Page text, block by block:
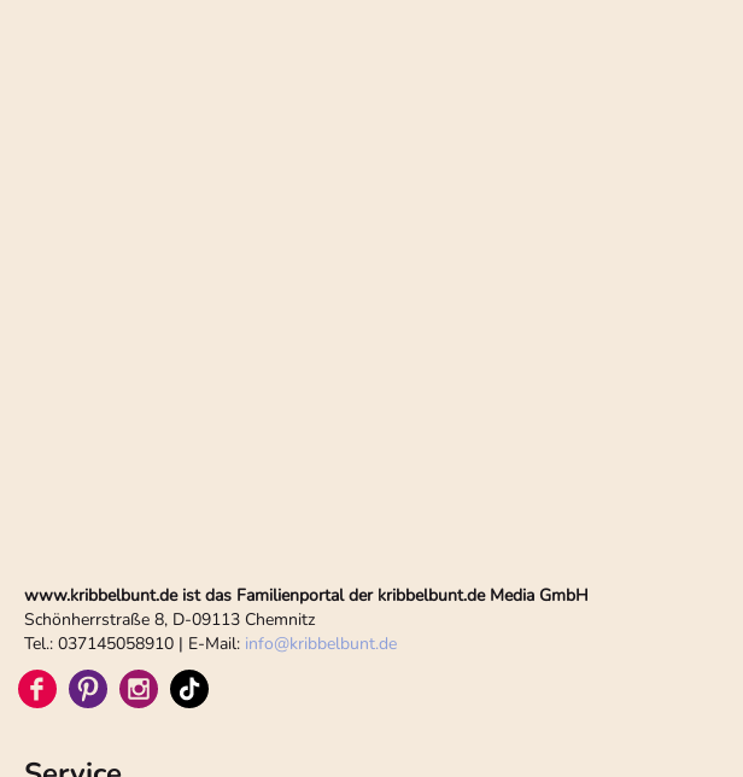
www.kribbelbunt.de ist das Familienportal der kribbelbunt.de Media GmbH
Schönherrstraße 8, D-09113 Chemnitz
Tel.: 037145058910 | E-Mail: info@kribbelbunt.de